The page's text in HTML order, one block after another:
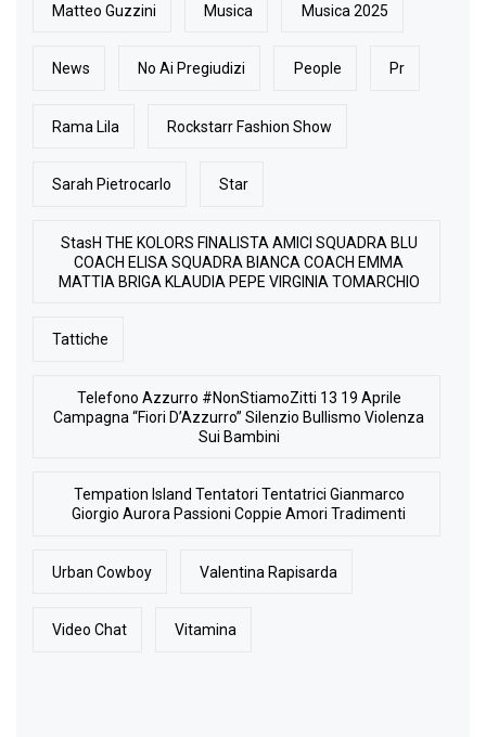
Matteo Guzzini Musica Musica 2025
News No Ai Pregiudizi People Pr
Rama Lila Rockstarr Fashion Show
Sarah Pietrocarlo Star
StasH THE KOLORS FINALISTA AMICI SQUADRA BLU
COACH ELISA SQUADRA BIANCA COACH EMMA
MATTIA BRIGA KLAUDIA PEPE VIRGINIA TOMARCHIO
Tattiche
Telefono Azzurro #NonStiamoZitti 13 19 Aprile
Campagna “Fiori D’Azzurro” Silenzio Bullismo Violenza
Sui Bambini
Tempation Island Tentatori Tentatrici Gianmarco
Giorgio Aurora Passioni Coppie Amori Tradimenti
Urban Cowboy Valentina Rapisarda
Video Chat Vitamina